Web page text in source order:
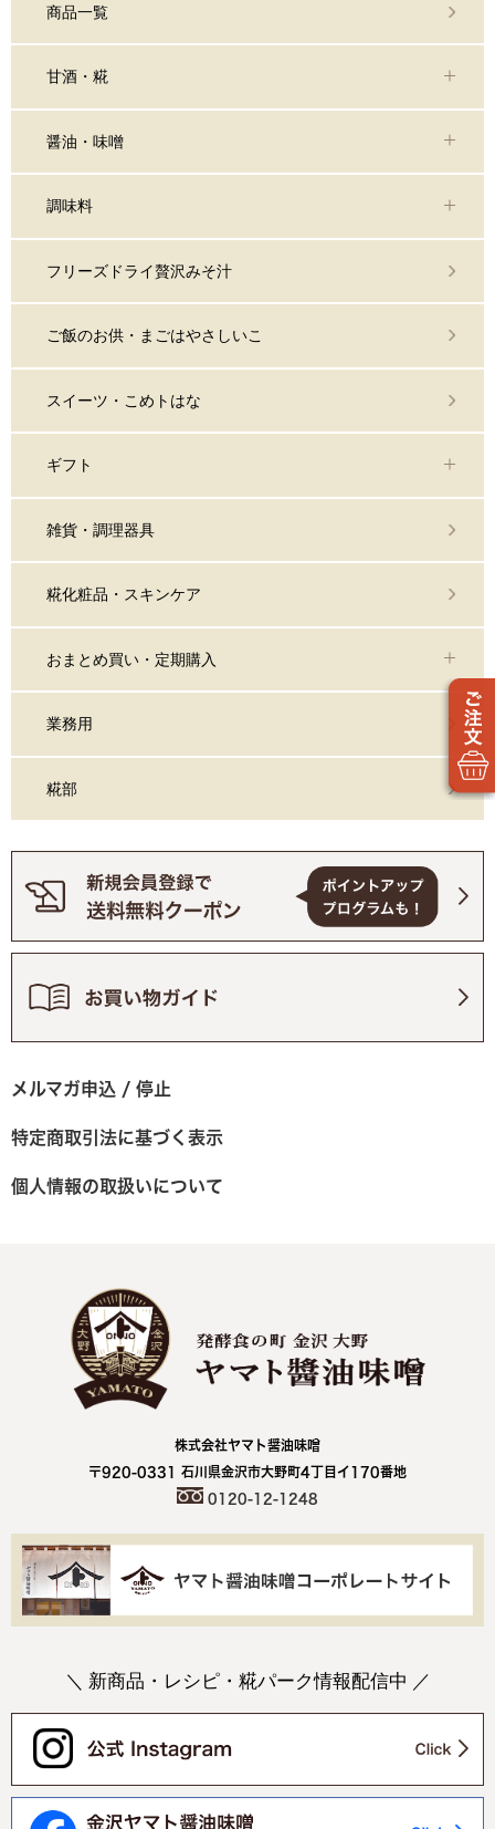
商品一覧
甘酒・糀
醤油・味噌
調味料
フリーズドライ贅沢みそ汁
ご飯のお供・まごはやさしいこ
スイーツ・こめトはな
ギフト
雑貨・調理器具
糀化粧品・スキンケア
おまとめ買い・定期購入
業務用
糀部
メルマガ申込 / 停止
特定商取引法に基づく表示
個人情報の取扱いについて
株式会社ヤマト醤油味噌
〒920-0331 石川県金沢市大野町4丁目イ170番地
0120-12-1248
＼ 新商品・レシピ・糀パーク情報配信中 ／